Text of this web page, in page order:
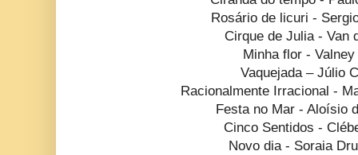
Rosário de licuri -
Cirque de Julia - Van
Minha flor -
Vaquejada – Júlio
Racionalmente Irracional -
Festa no Mar - Aloísio
Cinco Sentidos -
Novo dia - Soraia